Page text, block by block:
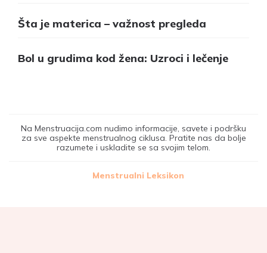
Šta je materica – važnost pregleda
Bol u grudima kod žena: Uzroci i lečenje
Na Menstruacija.com nudimo informacije, savete i podršku
za sve aspekte menstrualnog ciklusa. Pratite nas da bolje
razumete i uskladite se sa svojim telom.
Menstrualni Leksikon